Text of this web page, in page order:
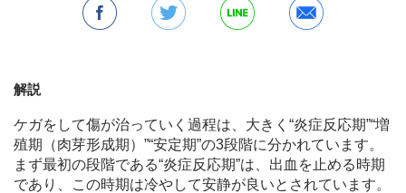
解説
ケガをして傷が治っていく過程は、大きく“炎症反応期”“増
殖期（肉芽形成期）”“安定期”の3段階に分かれています。
まず最初の段階である“炎症反応期”は、出血を止める時期
であり、この時期は冷やして安静が良いとされています。